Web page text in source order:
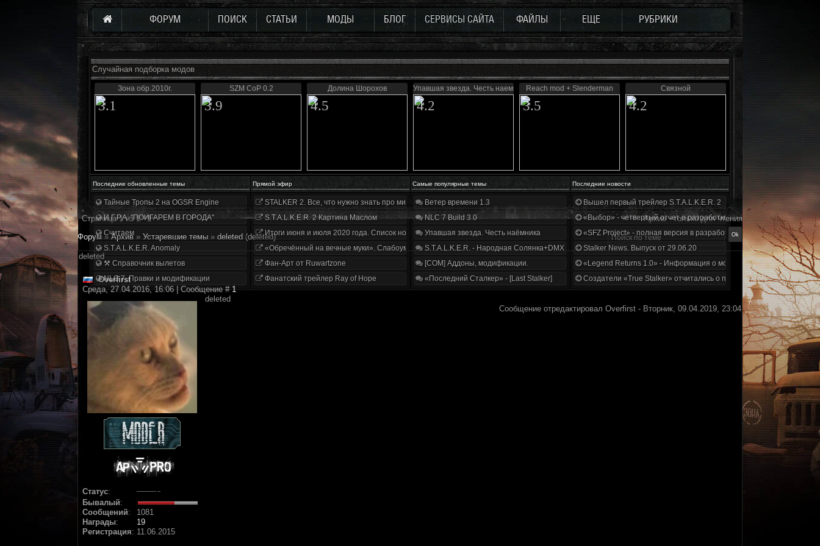
ФОРУМ ПОИСК СТАТЬИ МОДЫ БЛОГ СЕРВИСЫ САЙТА ФАЙЛЫ ЕЩЕ РУБРИКИ
Случайная подборка модов
Зона обр.2010г.
3.1
SZM CoP 0.2
3.9
Долина Шорохов
4.5
Упавшая звезда. Честь наемника
4.2
Reach mod + Slenderman
3.5
Связной
4.2
Последние обновленные темы Прямой эфир Самые популярные темы Последние новости
Тайные Тропы 2 на OGSR Engine
И.Г.Р.А. "ПОИГАРЕМ В ГОРОДА"
Считаем
S.T.A.L.K.E.R. Anomaly
⚒ Справочник вылетов
NLC 7. Правки и модификации
STALKER 2. Все, что нужно знать про мир, геймплей и сюжет | Разбор трейлера
S.T.A.L.K.E.R. 2 Картина Маслом
Итоги июня и июля 2020 года. Список нововведений
«Обречённый на вечные муки». Слабоумие и отвага
Фан-Арт от Ruwartzone
Фанатский трейлер Ray of Hope
Ветер времени 1.3
NLC 7 Build 3.0
Упавшая звезда. Честь наёмника
S.T.A.L.K.E.R. - Народная Солянка+DMX 1.3.5.ООП.МА.К.
[COM] Аддоны, модификации.
«Последний Сталкер» - [Last Stalker]
Вышел первый трейлер S.T.A.L.K.E.R. 2
«Выбор» - четвертый отчет о разработке!
«SFZ Project» - полная версия в разработке!
Stalker News. Выпуск от 29.06.20
«Legend Returns 1.0» - Информация о моде за июнь 2020
Создатели «True Stalker» отчитались о проделанной работе
Страница1из1 1
Архив - только для чтения
Форум » Архив » Устаревшие темы » deleted (deleted)
deleted
Overfirst
Среда, 27.04.2016, 16:06 | Сообщение #1
Статус:
Бывалый:
Сообщений:
1081
Награды:
19
Регистрация: 11.06.2015
deleted
Сообщение отредактировал Overfirst - Вторник, 09.04.2019, 23:04